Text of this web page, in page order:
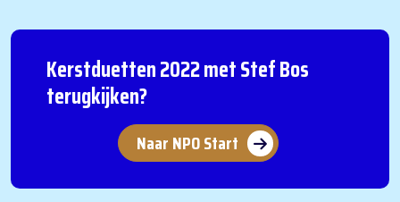
Kerstduetten 2022 met Stef Bos
terugkijken?
Naar NPO Start